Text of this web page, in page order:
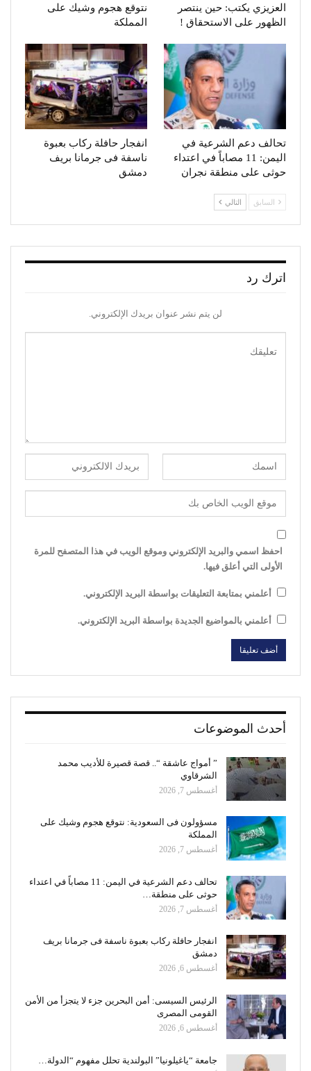
العزيزي يكتب: حين ينتصر
الظهور على الاستحقاق !
نتوقع هجوم وشيك على
المملكة
تحالف دعم الشرعية في
اليمن: 11 مصاباً في اعتداء
حوثى على منطقة نجران
انفجار حافلة ركاب بعبوة
ناسفة فى جرمانا بريف
دمشق
السابق التالي
اترك رد
لن يتم نشر عنوان بريدك الإلكتروني.
احفظ اسمي والبريد الإلكتروني وموقع الويب في هذا المتصفح للمرة
الأولى التي أعلق فيها.
أعلمني بمتابعة التعليقات بواسطة البريد الإلكتروني.
أعلمني بالمواضيع الجديدة بواسطة البريد الإلكتروني.
أحدث الموضوعات
” أمواج عاشقة “.. قصة قصيرة للأديب محمد
الشرقاوي
أغسطس 7, 2026
مسؤولون فى السعودية: نتوقع هجوم وشيك على
المملكة
أغسطس 7, 2026
تحالف دعم الشرعية في اليمن: 11 مصاباً في اعتداء
حوثى على منطقة…
أغسطس 7, 2026
انفجار حافلة ركاب بعبوة ناسفة فى جرمانا بريف
دمشق
أغسطس 6, 2026
الرئيس السيسى: أمن البحرين جزء لا يتجزأ من الأمن
القومى المصرى
أغسطس 6, 2026
جامعة “ياغيلونيا” البولندية تحلل مفهوم “الدولة…